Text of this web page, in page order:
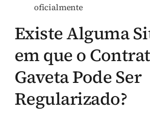
oficialmente
Existe Alguma
em que o
Gaveta Pode Ser
Regularizado?